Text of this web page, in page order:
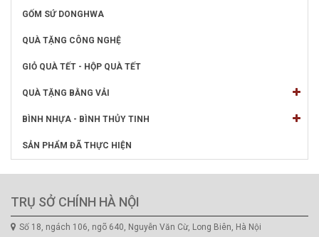
GỐM SỨ DONGHWA
QUÀ TẶNG CÔNG NGHỆ
GIỎ QUÀ TẾT - HỘP QUÀ TẾT
QUÀ TẶNG BẰNG VẢI
BÌNH NHỰA - BÌNH THỦY TINH
SẢN PHẨM ĐÃ THỰC HIỆN
TRỤ SỞ CHÍNH HÀ NỘI
Số 18, ngách 106, ngõ 640, Nguyễn Văn Cừ, Long Biên, Hà Nội